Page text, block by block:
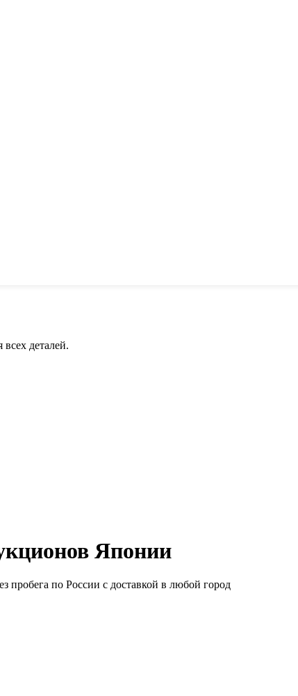
деталей.
Японии
по России с доставкой в любой город